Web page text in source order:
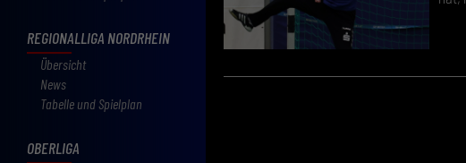
REGIONALLIGA NORDRHEIN
Übersicht
News
Tabelle und Spielplan
OBERLIGA